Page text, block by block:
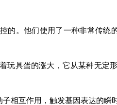
。他们使用了一种非常传统
具蛋的涨大，它从某种无定
相互作用，触发基因表达的瞬